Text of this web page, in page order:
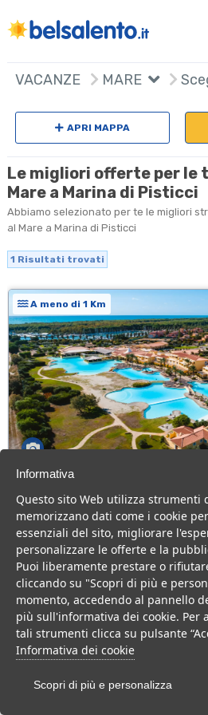
VACANZE MARE
APRI MAPPA
Le migliori offerte per le
Mare a Marina di Pisticci
Abbiamo selezionato per te le migliori
al Mare a Marina di Pisticci
1 Risultati trovati
A meno di 1 Km
Basilicata > Pisticci > Marina di
220 Camere
Magnifico Villaggio 4 stelle con piscina
famiglie con bambini e coppie.
Villaggio Resort Residence
VEDI SU
+
Informativa
Questo sito Web utilizza strumenti
memorizzano dati come i cookie
essenziali del sito, migliorare
personalizzare le offerte e la
Puoi liberamente prestare o
cliccando su "Scopri di più e
momento, accedendo al pannello
più sull'informativa dei cookie. Per
tali strumenti clicca su pulsante
Informativa dei cookie
Scopri di più e personalizza